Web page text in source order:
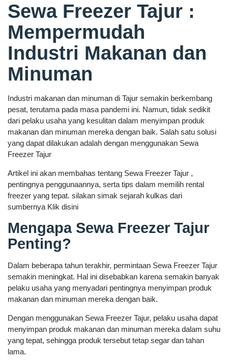
Sewa Freezer Tajur :
Mempermudah
Industri Makanan dan
Minuman
Industri makanan dan minuman di Tajur semakin berkembang
pesat, terutama pada masa pandemi ini. Namun, tidak sedikit
dari pelaku usaha yang kesulitan dalam menyimpan produk
makanan dan minuman mereka dengan baik. Salah satu solusi
yang dapat dilakukan adalah dengan menggunakan Sewa
Freezer Tajur
Artikel ini akan membahas tentang Sewa Freezer Tajur ,
pentingnya penggunaannya, serta tips dalam memilih rental
freezer yang tepat. silakan simak sejarah kulkas dari
sumbernya Klik disini
Mengapa Sewa Freezer Tajur
Penting?
Dalam beberapa tahun terakhir, permintaan Sewa Freezer Tajur
semakin meningkat. Hal ini disebabkan karena semakin banyak
pelaku usaha yang menyadari pentingnya menyimpan produk
makanan dan minuman mereka dengan baik.
Dengan menggunakan Sewa Freezer Tajur, pelaku usaha dapat
menyimpan produk makanan dan minuman mereka dalam suhu
yang tepat, sehingga produk tersebut tetap segar dan tahan
lama.